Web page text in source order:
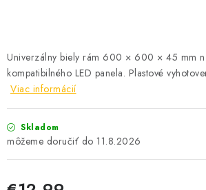
O NÁS - MEGALED & JANTON
Reklamácie a formulár na odstúpenie od
Obchodné podmienky
Podmienky
Zľavy pre profíkov
Univerzálny biely rám 600 × 600 × 45 mm
kompatibilného LED panela. Plastové
Viac informácií
Skladom
11.8.2026